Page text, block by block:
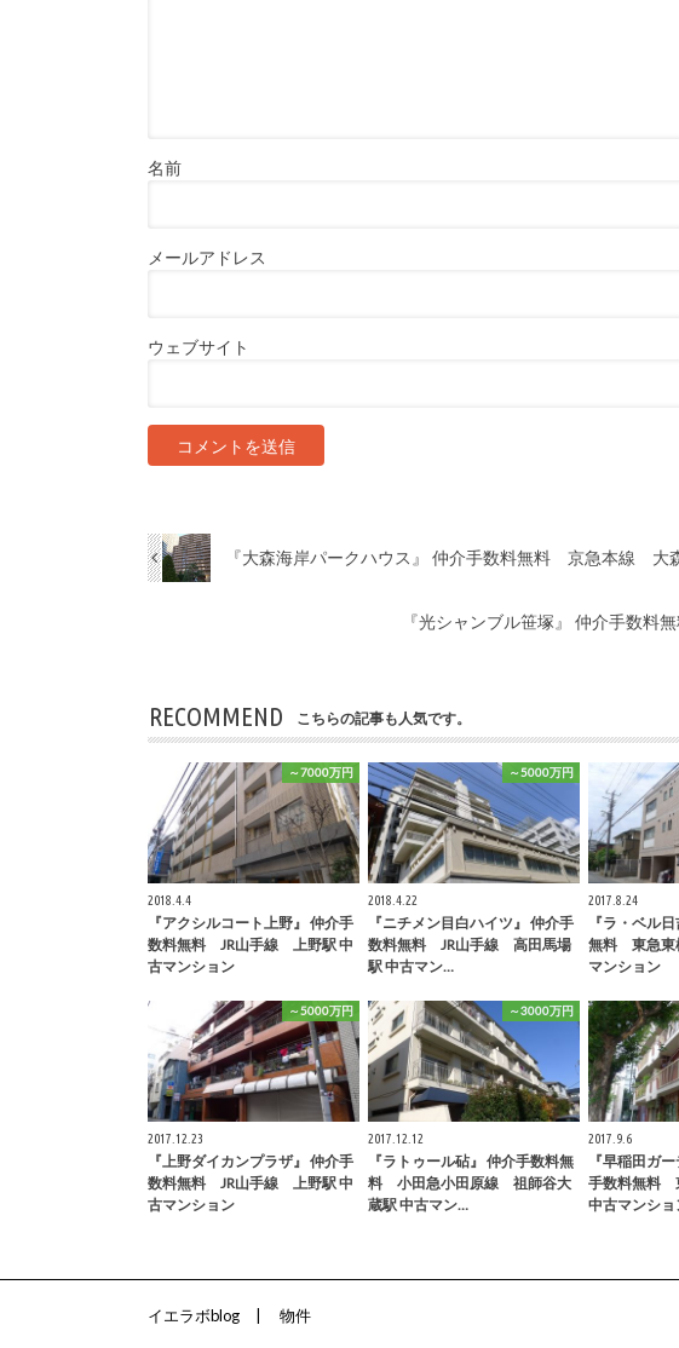
名前
メールアドレス
ウェブサイト
『大森海岸パークハウス』 仲介手数料無料 京急本線 大
『光シャンブル笹塚』 仲介手数
RECOMMEND こちらの記事も人気です。
～7000万円
2018.4.4
『アクシルコート上野』 仲介手
数料無料 JR山手線 上野駅 中
古マンション
～5000万円
2018.4.22
『ニチメン目白ハイツ』 仲介手
数料無料 JR山手線 高田馬場
駅 中古マン…
2017.8.24
『ラ・ベル
無料 東急東
マンション
～5000万円
2017.12.23
『上野ダイカンプラザ』 仲介手
数料無料 JR山手線 上野駅 中
古マンション
～3000万円
2017.12.12
『ラトゥール砧』 仲介手数料無
料 小田急小田原線 祖師谷大
蔵駅 中古マン…
2017.9.6
『早稲田ガ
手数料無料
中古マンショ
イエラボblog 物件